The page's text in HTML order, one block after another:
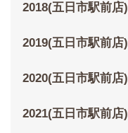
2018(五日市駅前店)
2019(五日市駅前店)
2020(五日市駅前店)
2021(五日市駅前店)